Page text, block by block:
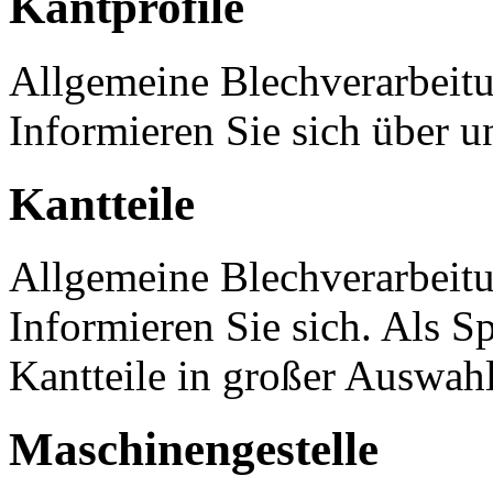
Allgemeine
Informieren Sie sich über
Kantteile
Allgemeine
Informieren Sie sich. Als
Kantteile in großer
Maschinengestelle